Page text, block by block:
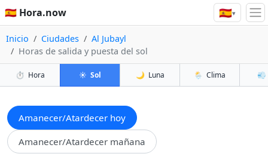
🇪🇸 Hora.now 🇪🇸▾
Inicio Ciudades
Al Jubayl
Horas de salida y puesta del sol
⏱️ Hora ☀️ Sol 🌙 Luna 🌦️ Clima 💨
Amanecer/Atardecer hoy
Amanecer/Atardecer mañana